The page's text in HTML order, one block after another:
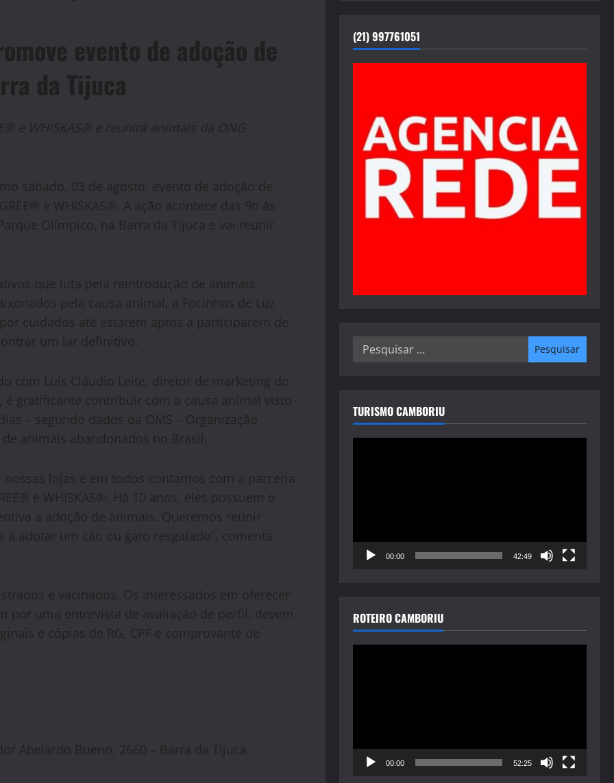
evento de adoção de
da Tijuca
e WHISKAS® e reunirá animais da ONG
sábado, 03 de agosto, evento de adoção de
e WHISKAS®. A ação acontece das 9h às
Olímpico, na Barra da Tijuca e vai reunir
que luta pela reintrodução de animais
pela causa animal, a Focinhos de Luz
cuidados até estarem aptos a participarem de
um lar definitivo.
com Luís Cláudio Leite, diretor de marketing do
é gratificante contribuir com a causa animal visto
– segundo dados da OMS – Organização
animais abandonados no Brasil.
lojas e em todos contamos com a parceria
e WHISKAS®. Há 10 anos, eles possuem o
a adoção de animais. Queremos reunir
adotar um cão ou gato resgatado”, comenta
e vacinados. Os interessados em oferecer
por uma entrevista de avaliação de perfil, devem
e cópias de RG, CPF e comprovante de
Abelardo Bueno, 2660 – Barra da Tijuca
(21) 997761051
Pesquisar
TURISMO CAMBORIU
00:00 42:49
ROTEIRO CAMBORIU
00:00 52:25